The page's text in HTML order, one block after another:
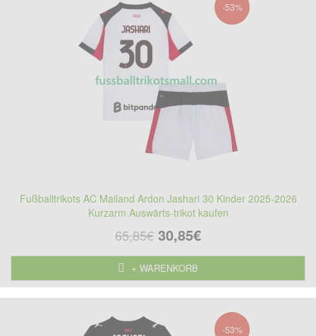
-53%
Fußballtrikots AC Mailand Ardon Jashari 30 Kinder 2025-2026
Kurzarm Auswärts-trikot kaufen
65,85€ 30,85€
+ WARENKORB
-53%